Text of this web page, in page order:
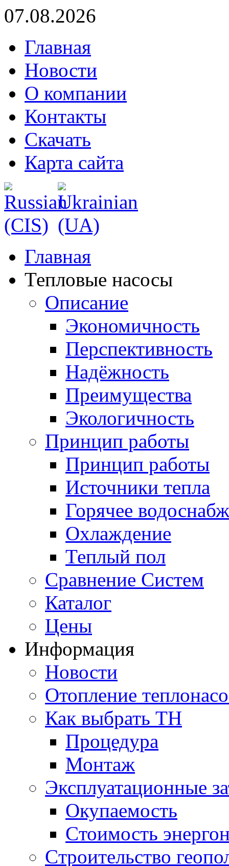
07.08.2026
Главная
Новости
О компании
Контакты
Скачать
Карта сайта
Главная
Тепловые насосы
Описание
Экономичность
Перспективность
Надёжность
Преимущества
Экологичность
Принцип работы
Принцип работы
Источники тепла
Горячее
Охлаждение
Теплый пол
Сравнение Систем
Каталог
Цены
Информация
Новости
Отопление
Как выбрать ТН
Процедура
Монтаж
Эксплуатационные
Окупаемость
Cтоимость
Cтроительство